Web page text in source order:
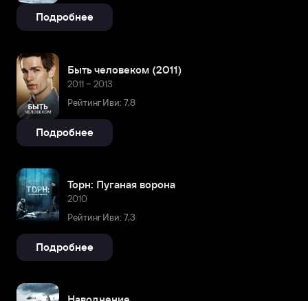
Подробнее
Быть человеком (2011)
2011 – 2013
Рейтинг Иви: 7,8
Подробнее
Торн: Пуганая ворона
2010
Рейтинг Иви: 7,3
Подробнее